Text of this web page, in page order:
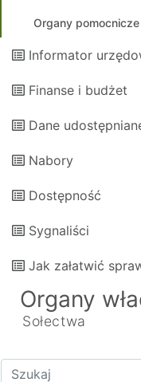
Organy pomocnicze
Informator
Finanse i budżet
Dane
Nabory
Dostępność
Sygnaliści
Jak załatwić
Organy
Sołectwa
Wpisz tekst do